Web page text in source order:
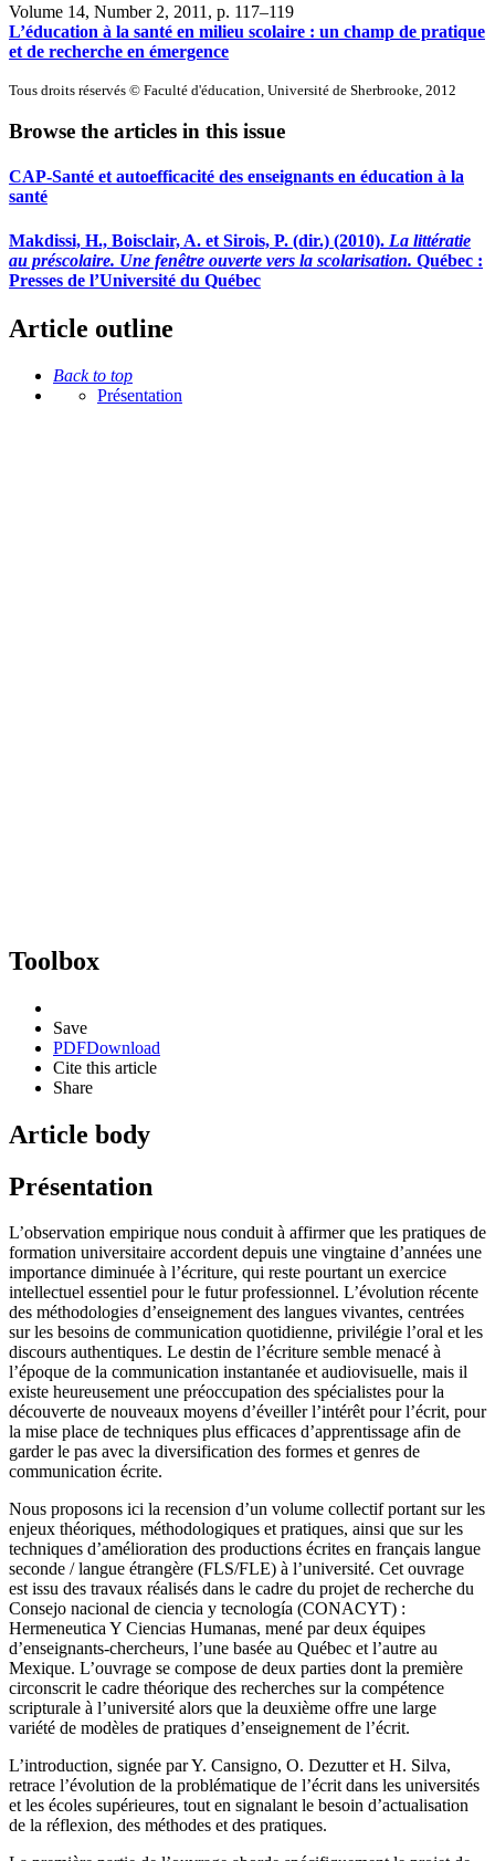
Volume 14, Number 2, 2011 , p. 117–119
L’éducation à la santé en milieu scolaire : un champ de pratique
et de recherche en émergence
Tous droits réservés © Faculté d'éducation, Université de Sherbrooke, 2012
Browse the articles in this issue
CAP-Santé et autoefficacité des enseignants en éducation à la
santé
Makdissi, H., Boisclair, A. et Sirois, P. (dir.) (2010). La littératie
au préscolaire. Une fenêtre ouverte vers la scolarisation. Québec :
Presses de l’Université du Québec
Article outline
Back to top
Présentation
Toolbox
Save
PDFDownload
Cite this article
Share
Article body
Présentation
L’observation empirique nous conduit à affirmer que les pratiques de
formation universitaire accordent depuis une vingtaine d’années une
importance diminuée à l’écriture, qui reste pourtant un exercice
intellectuel essentiel pour le futur professionnel. L’évolution récente
des méthodologies d’enseignement des langues vivantes, centrées
sur les besoins de communication quotidienne, privilégie l’oral et les
discours authentiques. Le destin de l’écriture semble menacé à
l’époque de la communication instantanée et audiovisuelle, mais il
existe heureusement une préoccupation des spécialistes pour la
découverte de nouveaux moyens d’éveiller l’intérêt pour l’écrit, pour
la mise place de techniques plus efficaces d’apprentissage afin de
garder le pas avec la diversification des formes et genres de
communication écrite.
Nous proposons ici la recension d’un volume collectif portant sur les
enjeux théoriques, méthodologiques et pratiques, ainsi que sur les
techniques d’amélioration des productions écrites en français langue
seconde / langue étrangère (FLS/FLE) à l’université. Cet ouvrage
est issu des travaux réalisés dans le cadre du projet de recherche du
Consejo nacional de ciencia y tecnología (CONACYT) :
Hermeneutica Y Ciencias Humanas, mené par deux équipes
d’enseignants-chercheurs, l’une basée au Québec et l’autre au
Mexique. L’ouvrage se compose de deux parties dont la première
circonscrit le cadre théorique des recherches sur la compétence
scripturale à l’université alors que la deuxième offre une large
variété de modèles de pratiques d’enseignement de l’écrit.
L’introduction, signée par Y. Cansigno, O. Dezutter et H. Silva,
retrace l’évolution de la problématique de l’écrit dans les universités
et les écoles supérieures, tout en signalant le besoin d’actualisation
de la réflexion, des méthodes et des pratiques.